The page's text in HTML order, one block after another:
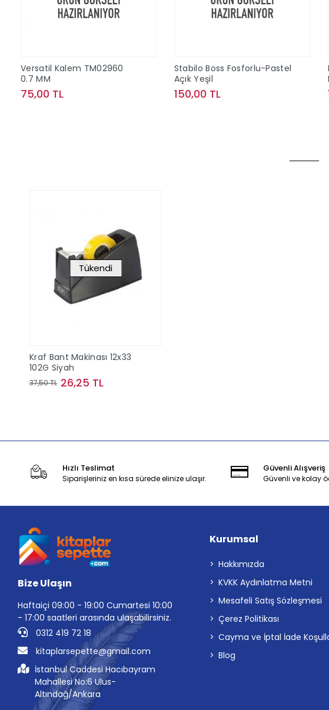
Versatil Kalem TM02960
0.7 MM
75,00 TL
Stabilo Boss Fosforlu-Pastel
Açık Yeşil
150,00 TL
Tükendi
Kraf Bant Makinası 12x33
102G Siyah
37,50 TL 26,25 TL
Hızlı Teslimat
Siparişleriniz en kısa sürede elinize ulaşır.
Güvenli Alışveriş
Güvenli ve kolay
Bize Ulaşın
Haftaiçi 09:00 - 19:00 Cumartesi 10:00
- 17:00 saatleri arasında ulaşabilirsiniz.
0312 419 72 18
kitaplarsepette@gmail.com
İstanbul Caddesi Hacıbayram
Mahallesi No:6 Ulus-
Altındağ/Ankara
Kurumsal
Hakkımızda
KVKK Aydınlatma Metni
Mesafeli Satış Sözleşmesi
Çerez Politikası
Cayma ve İptal İade
Blog